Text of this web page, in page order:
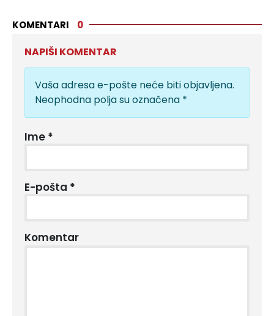
KOMENTARI 0
NAPIŠI KOMENTAR
Vaša adresa e-pošte neće biti objavljena.
Neophodna polja su označena *
Ime *
E-pošta *
Komentar